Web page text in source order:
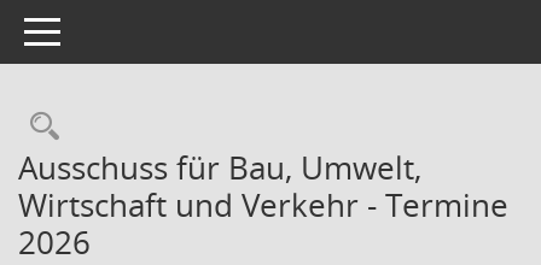
Toggle navigation
Rechercheauswahl
Ausschuss für Bau, Umwelt,
Wirtschaft und Verkehr - Termine
2026